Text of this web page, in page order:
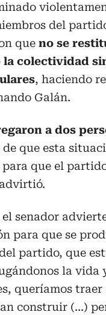
del
que no se
la colectividad
, haciendo
Galán.
a dos
que esta
que el
el senador
para que se
partido, que
la vida
queríamos traer
construir (…)